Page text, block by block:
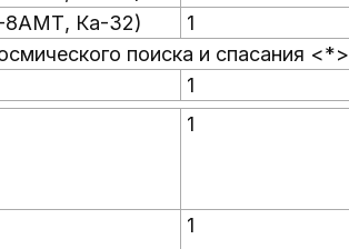
Ка-32)
1
поиска и спасания <*>
1
1
1